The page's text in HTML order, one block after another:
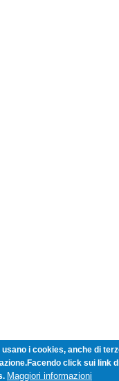
i cookies, anche di
click sui link
Maggiori informazioni